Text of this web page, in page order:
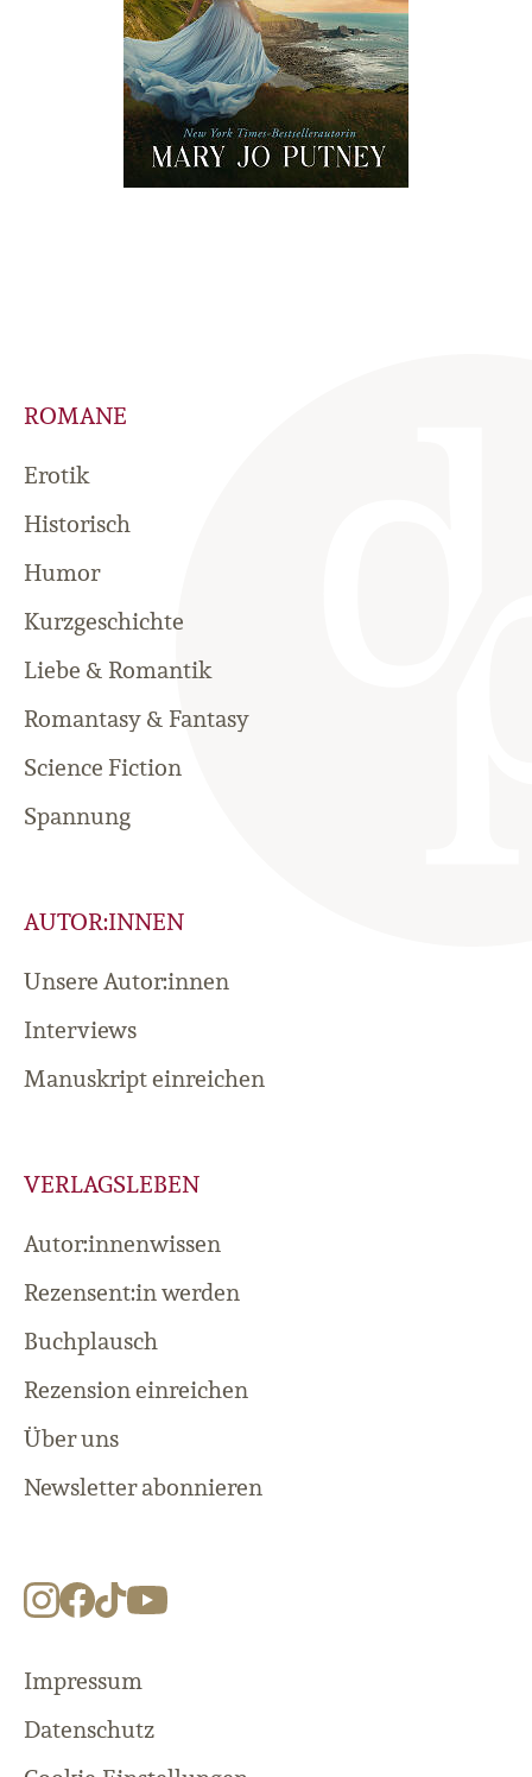
ROMANE
Erotik
Historisch
Humor
Kurzgeschichte
Liebe & Romantik
Romantasy & Fantasy
Science Fiction
Spannung
AUTOR:INNEN
Unsere Autor:innen
Interviews
Manuskript einreichen
VERLAGSLEBEN
Autor:innenwissen
Rezensent:in werden
Buchplausch
Rezension einreichen
Über uns
Newsletter abonnieren
Impressum
Datenschutz